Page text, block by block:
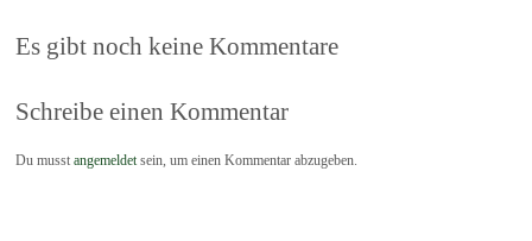
Es gibt noch keine Kommentare
Schreibe einen Kommentar
Du musstangemeldetsein, um einen Kommentar abzugeben.